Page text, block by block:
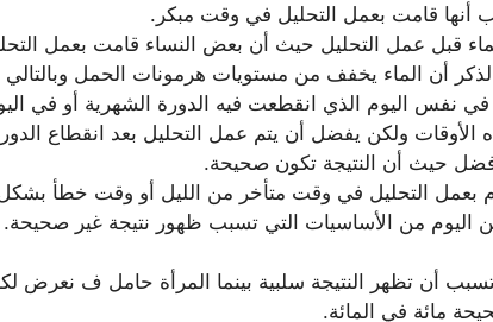
أنها قامت بعمل التحليل في وقت مبكر.
قبل عمل التحليل حيث أن بعض النساء قامت بعمل
أن الماء يخفف من مستويات هرمونات الحمل
نفس اليوم الذي انقطعت فيه الدورة الشهرية أو في
ولكن يفضل أن يتم عمل التحليل بعد انقطاع
حيث أن النتيجة تكون صحيحة.
بعمل التحليل في وقت متأخر من الليل أو وقت خطأ
اليوم من الأساسيات التي تسبب ظهور نتيجة غير صحيحة.
أن تظهر النتيجة سلبية بينما المرأة حامل ف نعرض
مائة في المائة.